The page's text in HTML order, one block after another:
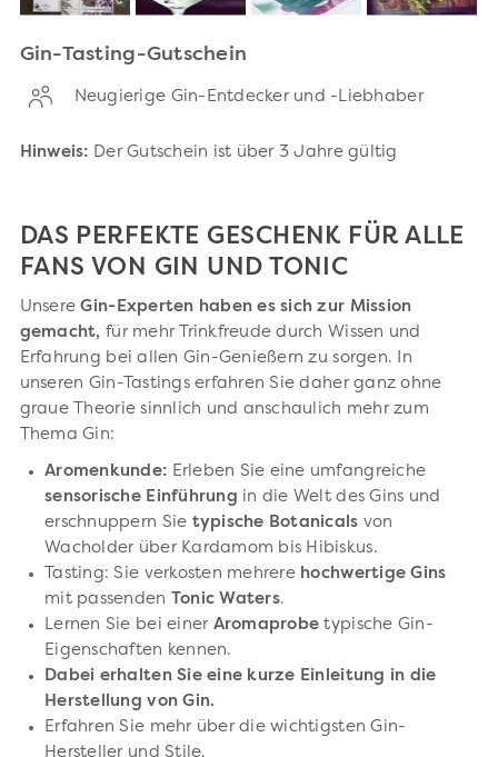
Gin-Tasting-Gutschein
Neugierige Gin-Entdecker und -Liebhaber
Hinweis: Der Gutschein ist über 3 Jahre gültig
DAS PERFEKTE GESCHENK FÜR ALLE
FANS VON GIN UND TONIC
UnsereGin-Experten haben es sich zur Mission
gemacht, für mehr Trinkfreude durch Wissen und
Erfahrung bei allen Gin-Genießern zu sorgen. In
unseren Gin-Tastings erfahren Sie daher ganz ohne
graue Theorie sinnlich und anschaulich mehr zum
Thema Gin:
Aromenkunde: Erleben Sie eine umfangreiche
sensorische Einführung in die Welt des Gins und
erschnuppern Sie typische Botanicals von
Wacholder über Kardamom bis Hibiskus.
Tasting: Sie verkosten mehrere hochwertige Gins
mit passenden Tonic Waters.
Lernen Sie bei einer Aromaprobe typische Gin-
Eigenschaften kennen.
Dabei erhalten Sie eine kurze Einleitung in die
Herstellung von Gin.
Erfahren Sie mehr über die wichtigsten Gin-
Hersteller und Stile.